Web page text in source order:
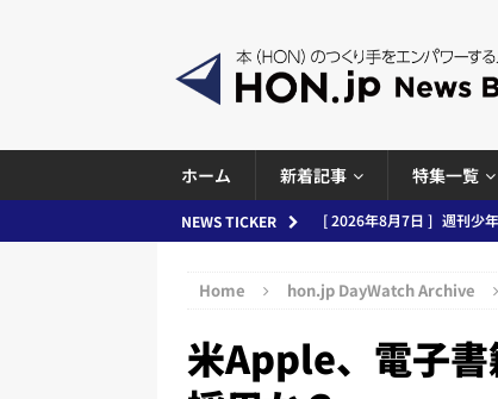
ホーム 新着記事 特集一覧
NEWS TICKER [ 2026年8月6日 ] ラップ
ースまとめ 2026.08.05
[ 2026年8月4日 ] 小学館
め 2026.08.04
日刊出
Home hon.jp DayWatch Archive
米Apple、電子